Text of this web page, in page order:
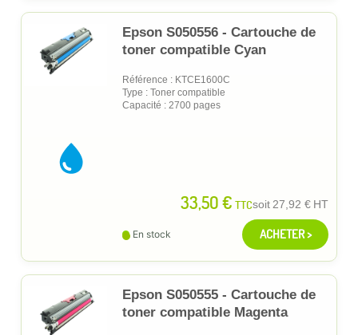
Epson S050556 - Cartouche de
toner compatible Cyan
Référence : KTCE1600C
Type : Toner compatible
Capacité : 2700 pages
33,50 € TTCsoit27,92 € HT
En stock ACHETER >
Epson S050555 - Cartouche de
toner compatible Magenta